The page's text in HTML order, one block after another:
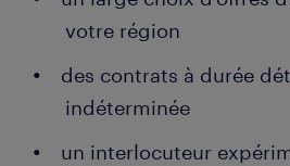
chargé de mettre en
d’effectuer des tests pour
ceux-ci fonctionnent
phase se fait parfois avec
marque qui vous guide à
différentes étapes. Vous
votre région
des contrats à durée
indéterminée
un interlocuteur